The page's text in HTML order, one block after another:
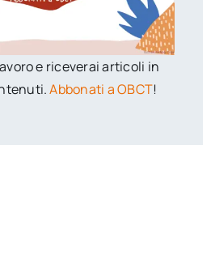
e riceverai articoli in
Abbonati a OBCT!